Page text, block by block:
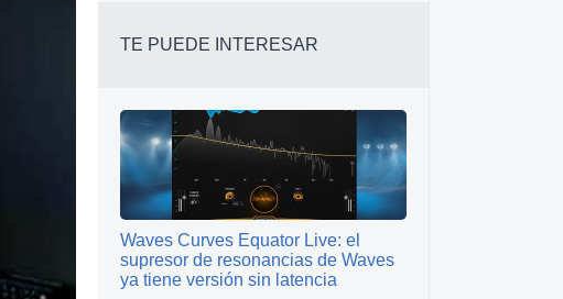
TE PUEDE INTERESAR
Waves Curves Equator Live: el
supresor de resonancias de Waves
ya tiene versión sin latencia